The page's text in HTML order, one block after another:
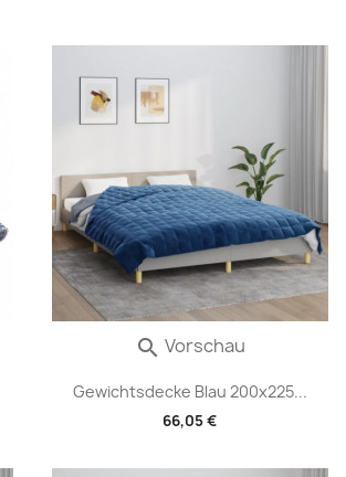
Gewichtsdecke Blau 200x225...
66,05 €
 Vorschau